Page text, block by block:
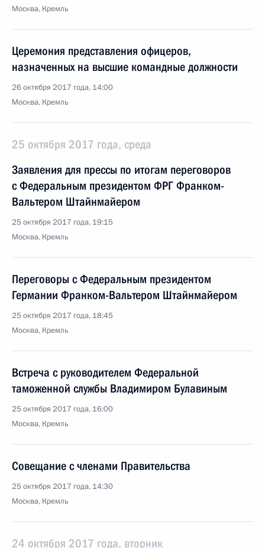
Москва, Кремль
Церемония представления офицеров,
назначенных на высшие командные должности
26 октября 2017 года, 14:00
Москва, Кремль
25 октября 2017 года, среда
Заявления для прессы по итогам переговоров
с Федеральным президентом ФРГ Франком-
Вальтером Штайнмайером
25 октября 2017 года, 19:15
Москва, Кремль
Переговоры с Федеральным президентом
Германии Франком-Вальтером Штайнмайером
25 октября 2017 года, 18:45
Москва, Кремль
Встреча с руководителем Федеральной
таможенной службы Владимиром Булавиным
25 октября 2017 года, 16:00
Москва, Кремль
Совещание с членами Правительства
25 октября 2017 года, 14:30
Москва, Кремль
24 октября 2017 года, вторник